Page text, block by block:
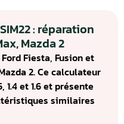
: réparation
Mazda 2
Fiesta, Fusion et
2. Ce calculateur
1.4 et 1.6 et présente
similaires